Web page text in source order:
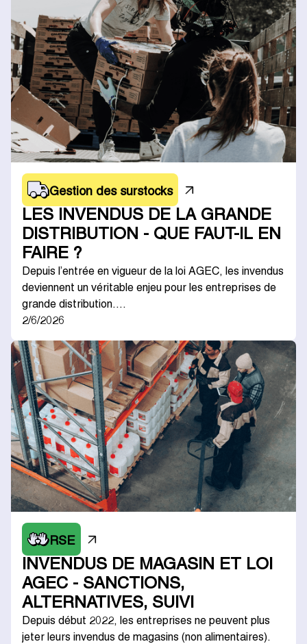
Gestion des surstocks
LES INVENDUS DE LA GRANDE
DISTRIBUTION - QUE FAUT-IL EN
FAIRE ?
Depuis l’entrée en vigueur de la loi AGEC, les invendus
deviennent un véritable enjeu pour les entreprises de
grande distribution.…
2/6/2026
RSE
INVENDUS DE MAGASIN ET LOI
AGEC - SANCTIONS,
ALTERNATIVES, SUIVI
Depuis début 2022, les entreprises ne peuvent plus
jeter leurs invendus de magasins (non alimentaires).